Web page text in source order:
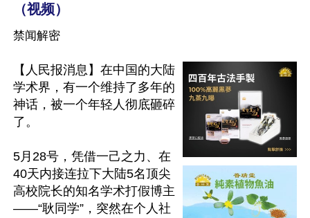
（视频）
禁闻解密
【人民报消息】在中国的大陆
学术界，有一个维持了多年的
神话，被一个年轻人彻底砸碎
了。
5月28号，凭借一己之力、在
40天内接连拉下大陆5名顶尖
高校院长的知名学术打假博主
——“耿同学”，突然在个人社